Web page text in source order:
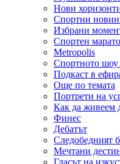
Нови
Спортни
Избрани
Спортен
Metropolis
Спортното шоу
Подкаст в
Още по темата
Портрети на
Как да живеем
Финес
Дебатът
Следобедният
Мечтани
Гласът на